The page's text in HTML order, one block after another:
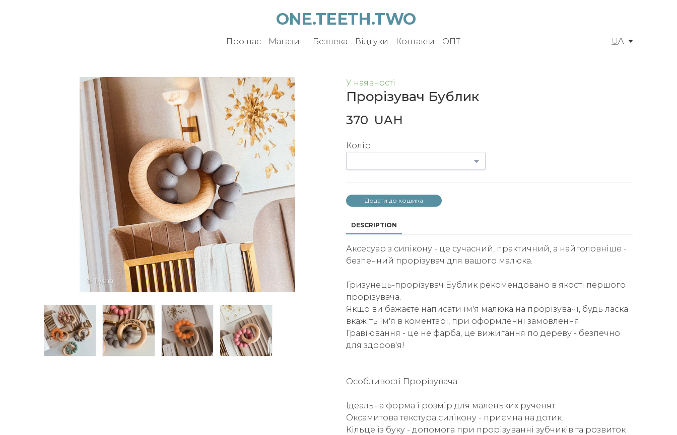
ONE.TEETH.TWO
Про нас Магазин Безпека Відгуки Контакти ОПТ UA
У наявності
Прорізувач Бублик
370  UAH
Колір
Додати до кошика
DESCRIPTION
Аксесуар з силікону - це сучасний, практичний, а найголовніше -
безпечний прорізувач для вашого малюка.
Гризунець-прорізувач Бублик рекомендовано в якості першого
прорізувача.
Якщо ви бажаєте написати ім'я малюка на прорізувачі, будь ласка
вкажіть ім'я в коментарі, при оформленні замовлення.
Гравіювання - це не фарба, це вижигання по дереву - безпечно
для здоров'я!
Особливості Прорізувача:
Ідеальна форма і розмір для маленьких рученят.
Оксамитова текстура силікону - приємна на дотик.
Кільце із буку - допомога при прорізуванні зубчиків та розвиток